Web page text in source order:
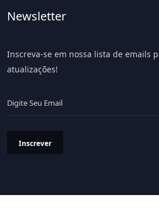
Newsletter
Inscreva-se em nossa lista de emails
atualizações!
Inscrever